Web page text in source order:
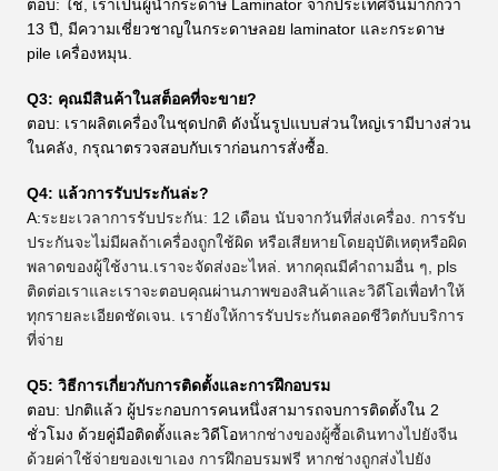
ตอบ: ใช่, เราเป็นผู้นํากระดาษ Laminator จากประเทศจีนมากกว่า
13 ปี, มีความเชี่ยวชาญในกระดาษลอย laminator และกระดาษ
pile เครื่องหมุน.
Q3: คุณมีสินค้าในสต็อคที่จะขาย?
ตอบ: เราผลิตเครื่องในชุดปกติ ดังนั้นรูปแบบส่วนใหญ่เรามีบางส่วน
ในคลัง, กรุณาตรวจสอบกับเราก่อนการสั่งซื้อ.
Q4: แล้วการรับประกันล่ะ?
A:ระยะเวลาการรับประกัน: 12 เดือน นับจากวันที่ส่งเครื่อง. การรับ
ประกันจะไม่มีผลถ้าเครื่องถูกใช้ผิด หรือเสียหายโดยอุบัติเหตุหรือผิด
พลาดของผู้ใช้งาน.เราจะจัดส่งอะไหล่. หากคุณมีคําถามอื่น ๆ, pls
ติดต่อเราและเราจะตอบคุณผ่านภาพของสินค้าและวิดีโอเพื่อทําให้
ทุกรายละเอียดชัดเจน. เรายังให้การรับประกันตลอดชีวิตกับบริการ
ที่จ่าย
Q5: วิธีการเกี่ยวกับการติดตั้งและการฝึกอบรม
ตอบ: ปกติแล้ว ผู้ประกอบการคนหนึ่งสามารถจบการติดตั้งใน 2
ชั่วโมง ด้วยคู่มือติดตั้งและวิดีโอหากช่างของผู้ซื้อเดินทางไปยังจีน
ด้วยค่าใช้จ่ายของเขาเอง การฝึกอบรมฟรี หากช่างถูกส่งไปยัง